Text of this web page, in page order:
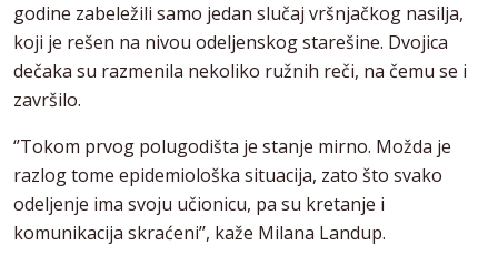
godine zabeležili samo jedan slučaj vršnjačkog nasilja,
koji je rešen na nivou odeljenskog starešine. Dvojica
dečaka su razmenila nekoliko ružnih reči, na čemu se i
završilo.
‘’Tokom prvog polugodišta je stanje mirno. Možda je
razlog tome epidemiološka situacija, zato što svako
odeljenje ima svoju učionicu, pa su kretanje i
komunikacija skraćeni’’, kaže Milana Landup.